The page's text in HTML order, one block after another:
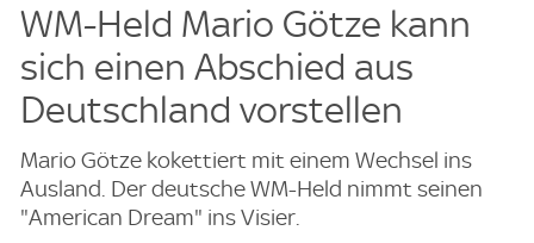
WM-Held Mario Götze kann
sich einen Abschied aus
Deutschland vorstellen
Mario Götze kokettiert mit einem Wechsel ins
Ausland. Der deutsche WM-Held nimmt seinen
"American Dream" ins Visier.